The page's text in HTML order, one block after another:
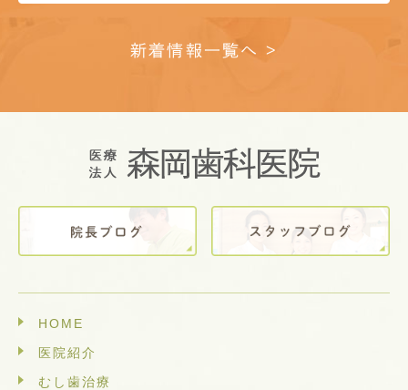
新着情報一覧へ >
HOME
医院紹介
むし歯治療